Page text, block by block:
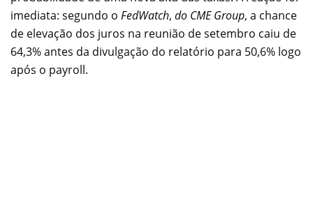
imediata: segundo o FedWatch, do CME Group, a chance
de elevação dos juros na reunião de setembro caiu de
64,3% antes da divulgação do relatório para 50,6% logo
após o payroll.